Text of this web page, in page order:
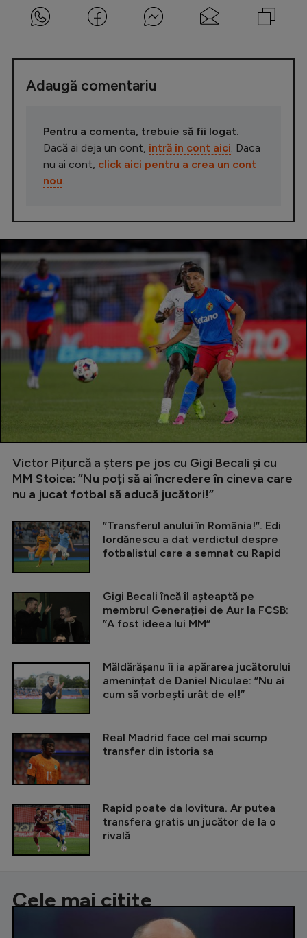
Adaugă comentariu
Pentru a comenta, trebuie să fii logat.
Dacă ai deja un cont, intră în cont aici . Daca
nu ai cont, click aici pentru a crea un cont
nou
Victor Pițurcă a șters pe jos cu Gigi Becali și cu
MM Stoica: ”Nu poți să ai încredere în cineva care
nu a jucat fotbal să aducă jucători!”
”Transferul anului în România!”. Edi
Iordănescu a dat verdictul despre
fotbalistul care a semnat cu Rapid
Gigi Becali încă îl așteaptă pe
membrul Generației de Aur la FCSB:
”A fost ideea lui MM”
Măldărășanu îi ia apărarea jucătorului
amenințat de Daniel Niculae: ”Nu ai
cum să vorbești urât de el!”
Real Madrid face cel mai scump
transfer din istoria sa
Rapid poate da lovitura. Ar putea
transfera gratis un jucător de la o
rivală
Cele mai citite